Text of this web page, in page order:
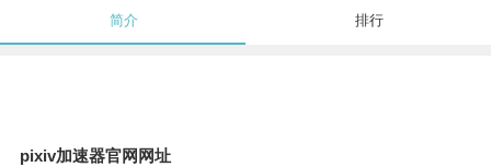
简介 排行
pixiv加速器官网网址